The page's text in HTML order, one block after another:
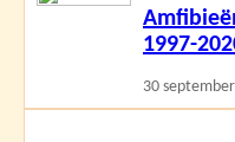
1997-
30